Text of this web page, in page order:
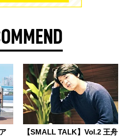
【SMALL TALK】Vol.2 王舟